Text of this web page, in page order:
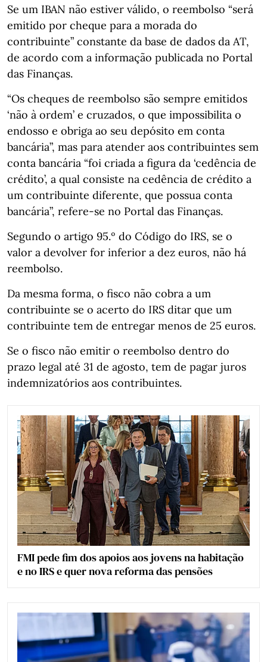
Se um IBAN não estiver válido, o reembolso “será
emitido por cheque para a morada do
contribuinte” constante da base de dados da AT,
de acordo com a informação publicada no Portal
das Finanças.
“Os cheques de reembolso são sempre emitidos
‘não à ordem’ e cruzados, o que impossibilita o
endosso e obriga ao seu depósito em conta
bancária”, mas para atender aos contribuintes sem
conta bancária “foi criada a figura da ‘cedência de
crédito’, a qual consiste na cedência de crédito a
um contribuinte diferente, que possua conta
bancária”, refere-se no Portal das Finanças.
Segundo o artigo 95.º do Código do IRS, se o
valor a devolver for inferior a dez euros, não há
reembolso.
Da mesma forma, o fisco não cobra a um
contribuinte se o acerto do IRS ditar que um
contribuinte tem de entregar menos de 25 euros.
Se o fisco não emitir o reembolso dentro do
prazo legal até 31 de agosto, tem de pagar juros
indemnizatórios aos contribuintes.
FMI pede fim dos apoios aos jovens na habitação
e no IRS e quer nova reforma das pensões